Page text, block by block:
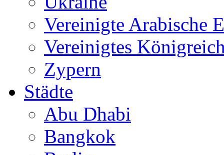
Vereinigte Arabische
Vereinigtes
Zypern
Städte
Abu Dhabi
Bangkok